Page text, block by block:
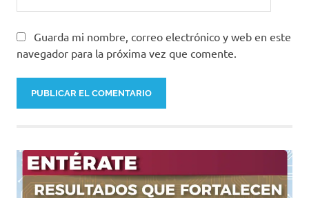
Guarda mi nombre, correo electrónico y web en este
navegador para la próxima vez que comente.